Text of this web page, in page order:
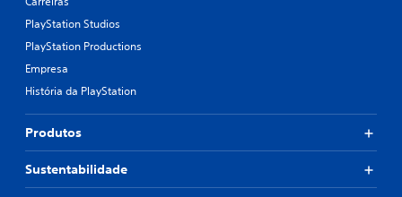
PlayStation Studios
PlayStation Productions
Empresa
História da PlayStation
Produtos
Sustentabilidade